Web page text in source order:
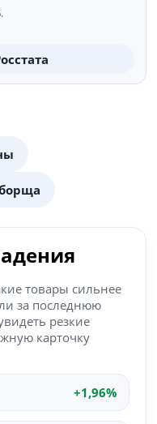
товары сильнее
за последнюю
резкие
карточку
+1,96%